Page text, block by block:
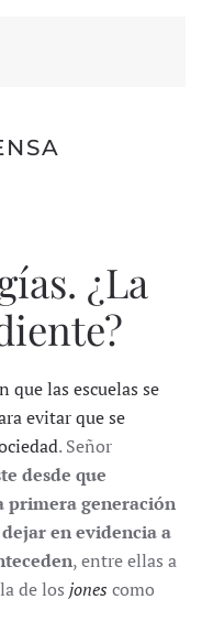
¿La
las escuelas se
evitar que se
. Señor
desde que
primera generación
en evidencia a
, entre ellas a
de los jones como